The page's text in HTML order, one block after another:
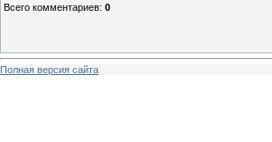
Всего комментариев: 0
Полная версия сайта